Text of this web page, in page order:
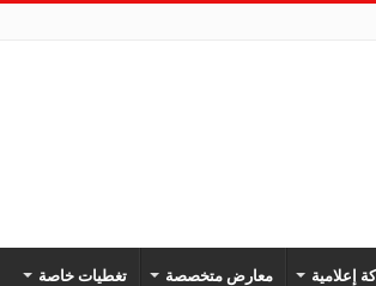
إعلامية معارض متخصصة تغطيات خاصة